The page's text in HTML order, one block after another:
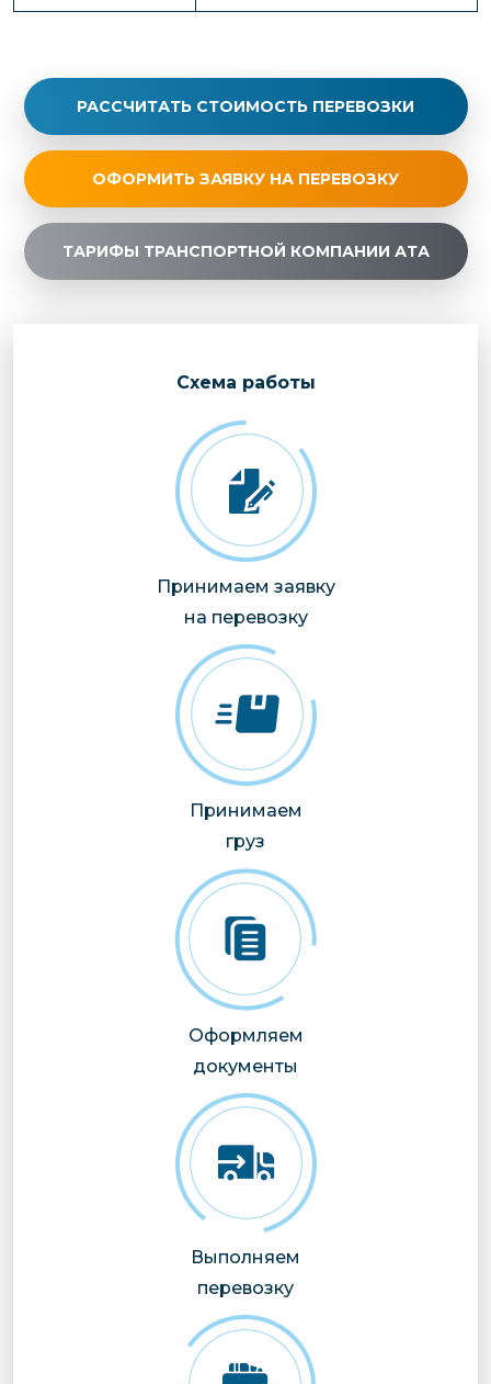
РАССЧИТАТЬ СТОИМОСТЬ ПЕРЕВОЗКИ
ОФОРМИТЬ ЗАЯВКУ НА ПЕРЕВОЗКУ
ТАРИФЫ ТРАНСПОРТНОЙ КОМПАНИИ АТА
Cхема работы
Принимаем заявку
на перевозку
Принимаем
груз
Оформляем
документы
Выполняем
перевозку